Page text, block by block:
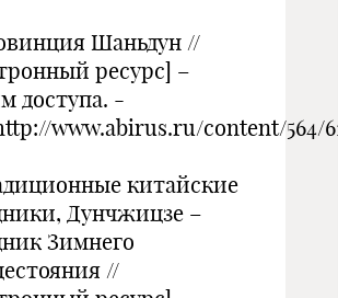
Шаньдун //
ресурс] –
доступа. -
www.abirus.ru/content/564/
китайские
Дунчжицзе –
Зимнего
//